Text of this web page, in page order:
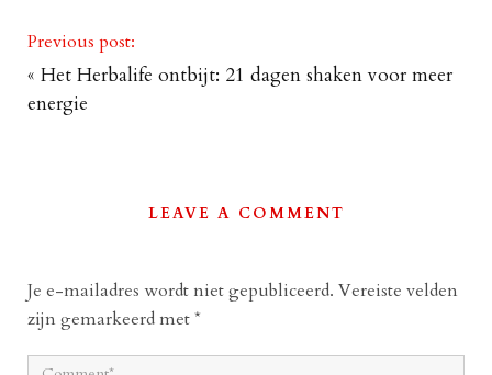
Previous post:
« Het Herbalife ontbijt: 21 dagen shaken voor meer
energie
LEAVE A COMMENT
Je e-mailadres wordt niet gepubliceerd. Vereiste velden
zijn gemarkeerd met*